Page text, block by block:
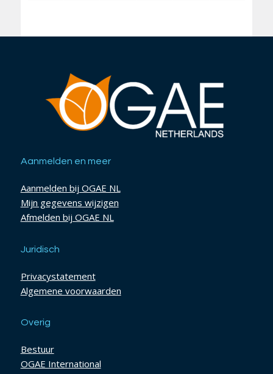
Aanmelden en meer
Aanmelden bij OGAE NL
Mijn gegevens wijzigen
Afmelden bij OGAE NL
Juridisch
Privacystatement
Algemene voorwaarden
Overig
Bestuur
OGAE International